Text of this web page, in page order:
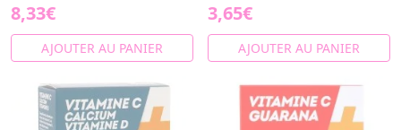
8,33€
AJOUTER AU PANIER
3,65€
AJOUTER AU PANIER